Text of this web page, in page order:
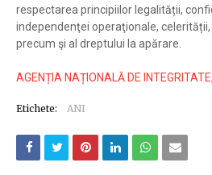
respectarea principiilor legalității,
independenţei operaţionale,
precum şi al dreptului la apărare.
AGENȚIA NAȚIONALĂ DE
Etichete: ANI